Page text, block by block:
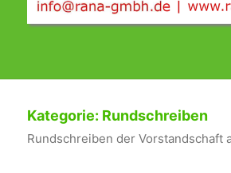
Kategorie: Rundschreiben
Rundschreiben der Vorstandschaft